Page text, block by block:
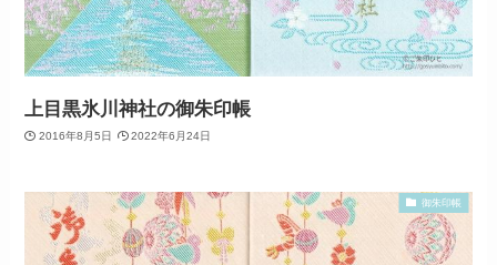
上目黒氷川神社の御朱印帳
2016年8月5日 2022年6月24日
御朱印帳